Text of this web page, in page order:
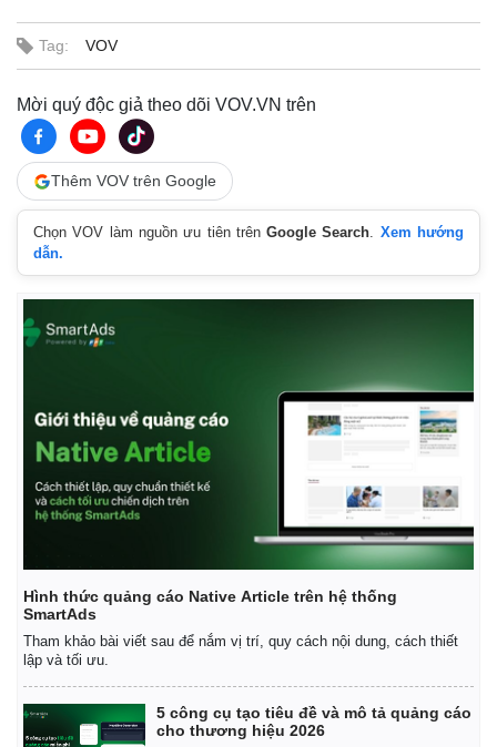
Thế giới
Quan sát
Cuộc sống đó đây
Video
Tag: VOV
Mời quý độc giả theo dõi VOV.VN trên
Thêm VOV trên Google
Chọn VOV làm nguồn ưu tiên trênGoogle Search. Xem hướng
dẫn.
Hình thức quảng cáo Native Article trên hệ thống
SmartAds
Tham khảo bài viết sau để nắm vị trí, quy cách nội dung, cách thiết
lập và tối ưu.
5 công cụ tạo tiêu đề và mô tả quảng cáo
cho thương hiệu 2026